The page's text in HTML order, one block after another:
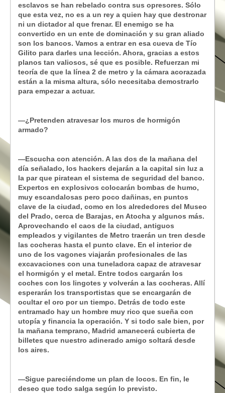
esclavos se han rebelado contra sus opresores. Sólo
que esta vez, no es a un rey a quien hay que destronar
ni un dictador al que frenar. El enemigo se ha
convertido en un ente de dominación y su gran aliado
son los bancos. Vamos a entrar en esa cueva de Tío
Gilito para darles una lección. Ahora, gracias a estos
planos tan valiosos, sé que es posible. Refuerzan mi
teoría de que la línea 2 de metro y la cámara acorazada
están a la misma altura, sólo necesitaba demostrarlo
para empezar a actuar.
—¿Pretenden atravesar los muros de hormigón
armado?
—Escucha con atención. A las dos de la mañana del
día señalado, los hackers dejarán a la capital sin luz a
la par que piratean el sistema de seguridad del banco.
Expertos en explosivos colocarán bombas de humo,
muy escandalosas pero poco dañinas, en puntos
clave de la ciudad, como en los alrededores del Museo
del Prado, cerca de Barajas, en Atocha y algunos más.
Aprovechando el caos de la ciudad, antiguos
empleados y vigilantes de Metro traerán un tren desde
las cocheras hasta el punto clave. En el interior de
uno de los vagones viajarán profesionales de las
excavaciones con una tuneladora capaz de atravesar
el hormigón y el metal. Entre todos cargarán los
coches con los lingotes y volverán a las cocheras. Allí
esperarán los transportistas que se encargarán de
ocultar el oro por un tiempo. Detrás de todo este
entramado hay un hombre muy rico que sueña con
utopía y financia la operación. Y si todo sale bien, por
la mañana temprano, Madrid amanecerá cubierta de
billetes que nuestro adinerado amigo soltará desde
los aires.
—Sigue pareciéndome un plan de locos. En fin, le
deseo que todo salga según lo previsto.